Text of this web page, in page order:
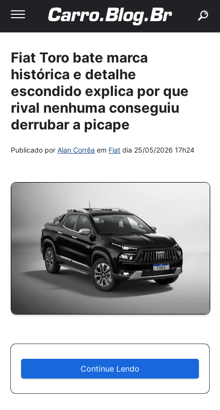
Fiat Toro bate marca
histórica e detalhe
escondido explica por que
rival nenhuma conseguiu
derrubar a picape
Publicado porAlan Corrêa em Fiat dia 25/05/2026 17h24
Continue Lendo